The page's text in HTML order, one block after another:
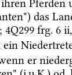
Pferden
das
4Q299 frg. 6 ii,
er